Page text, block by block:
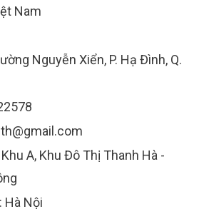
Nam
Nguyễn Xiển, P. Hạ Đình, Q.
Khu A, Khu Đô Thị Thanh Hà -
: Hà Nội